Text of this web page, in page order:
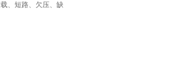
、短路、欠压、缺